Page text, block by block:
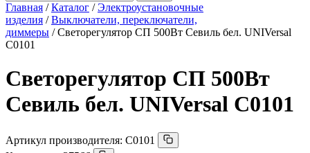
Главная /Каталог /Электроустановочные
изделия /Выключатели, переключатели,
диммеры / Светорегулятор СП 500Вт Севиль бел. UNIVersal
С0101
Светорегулятор СП 500Вт
Севиль бел. UNIVersal С0101
Артикул производителя: С0101